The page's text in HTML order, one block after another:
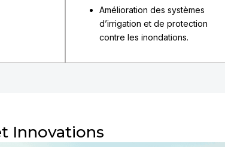
Amélioration des systèmes
d’irrigation et de protection
contre les inondations.
Innovations